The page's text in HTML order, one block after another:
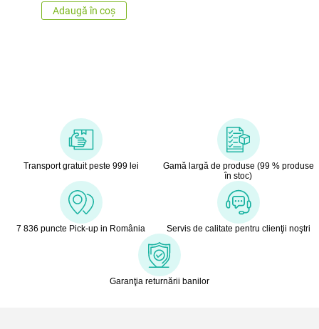
Adaugă în coș
Transport gratuit peste 999 lei
Gamă largă de produse (99 % produse
în stoc)
7 836 puncte Pick-up in România Servis de calitate pentru clienţii noştri
Garanţia returnării banilor